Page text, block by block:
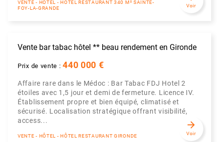
VENTE - HÔTEL - HÔTEL RESTAURANT 340 M² SAINTE-
FOY-LA-GRANDE
Voir
Vente bar tabac hôtel ** beau rendement en Gironde
Prix de vente :440 000 €
Affaire rare dans le Médoc : Bar Tabac FDJ Hotel 2
étoiles avec 1,5 jour et demi de fermeture. Licence IV.
Établissement propre et bien équipé, climatisé et
sécurisé. Localisation stratégique offrant visibilité,
access...
VENTE - HÔTEL - HÔTEL RESTAURANT GIRONDE
arrow_forward
Voir